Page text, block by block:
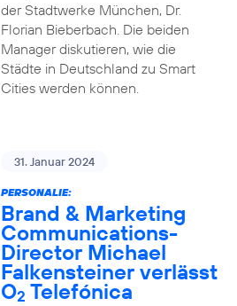
der Stadtwerke München, Dr.
Florian Bieberbach. Die beiden
Manager diskutieren, wie die
Städte in Deutschland zu Smart
Cities werden können.
31. Januar 2024
PERSONALIE:
Brand & Marketing
Communications-
Director Michael
Falkensteiner verlässt
O2 Telefónica